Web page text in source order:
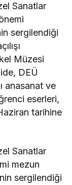
Sanatlar
sergilendiği
Müzesi
DEÜ
anasanat ve
eserleri,
tarihine
Sanatlar
mezun
sergilendiği